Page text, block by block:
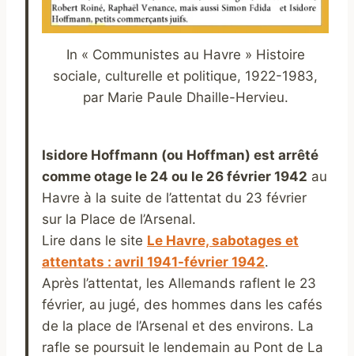
In « Communistes au Havre » Histoire
sociale, culturelle et politique, 1922-1983,
par Marie Paule Dhaille-Hervieu.
Isidore Hoffmann (ou Hoffman) est arrêté
comme otage le 24 ou le 26 février 1942 au
Havre à la suite de l’attentat du 23 février
sur la Place de l’Arsenal.
Lire dans le site Le Havre, sabotages et
attentats : avril 1941-février 1942.
Après l’attentat, les Allemands raflent le 23
février, au jugé, des hommes dans les cafés
de la place de l’Arsenal et des environs. La
rafle se poursuit le lendemain au Pont de La